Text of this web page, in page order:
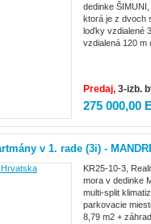
dedinke
ktorá je z dvoch
loďky vzdialené
vzdialená 120 m
Predaj 3-izb.
275 000,00
v 1. rade (3i) -
KR25-10-3,
mora v dedinke
multi-split
parkovacie
8,79 m2 +